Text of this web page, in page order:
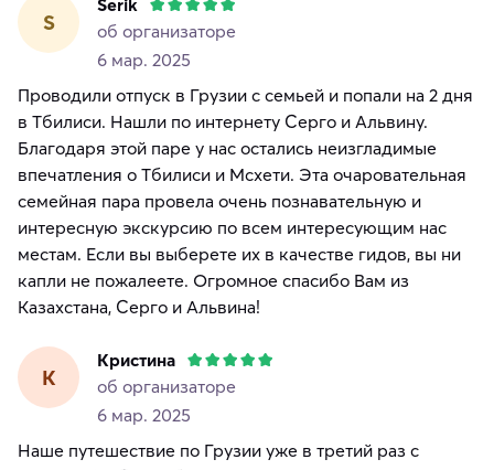
S
Serik
об организаторе
6 мар. 2025
Проводили отпуск в Грузии с семьей и попали на 2 дня
в Тбилиси. Нашли по интернету Серго и Альвину.
Благодаря этой паре у нас остались неизгладимые
впечатления о Тбилиси и Мсхети. Эта очаровательная
семейная пара провела очень познавательную и
интересную экскурсию по всем интересующим нас
местам. Если вы выберете их в качестве гидов, вы ни
капли не пожалеете. Огромное спасибо Вам из
Казахстана, Серго и Альвина!
К
Кристина
об организаторе
6 мар. 2025
Наше путешествие по Грузии уже в третий раз с